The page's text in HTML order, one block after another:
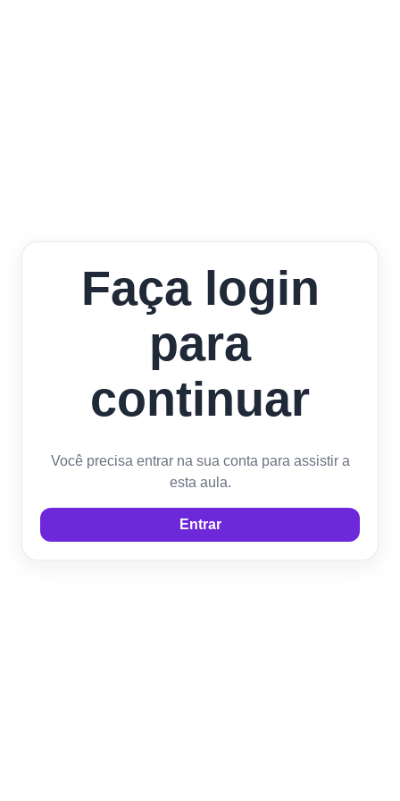
Faça login
para
continuar
Você precisa entrar na sua conta para assistir a
esta aula.
Entrar